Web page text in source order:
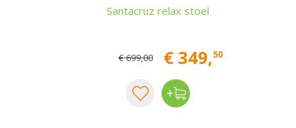
Santacruz relax stoel
€699,00 € 349,50